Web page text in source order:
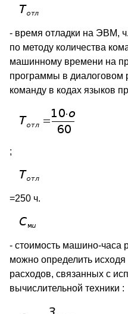
- время отладки на ЭВМ,
по методу количества
машинному времени на
программы в диалоговом
команду в кодах языков
;
=250 ч.
- стоимость машино-часа
можно определить
расходов, связанных с
вычислительной техники :